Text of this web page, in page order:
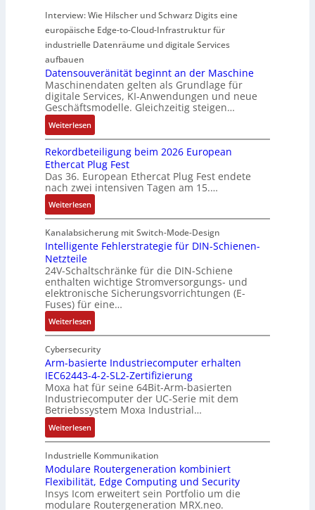
p
w
e
r
k
z
e
u
g
e
r
ü
b
e
r
w
a
c
h
t
t
h
e
r
m
i
s
c
h
e
G
e
h
ä
u
s
e
d
e
h
n
u
g
e
n
e
m
i
t
2
0
u
n
d
4
0
A
C
-
N
t
z
t
e
i
l
e
r
h
ä
l
t
S
c
h
u
t
z
l
a
c
k
b
e
s
c
h
i
c
h
t
u
n
Interview: Wie Hilscher und Schwarz Digits eine
europäische Edge-to-Cloud-Infrastruktur für
industrielle Datenräume und digitale Services
aufbauen
Datensouveränität beginnt an der Maschine
Maschinendaten gelten als Grundlage für
digitale Services, KI-Anwendungen und neue
Geschäftsmodelle. Gleichzeitig steigen…
Weiterlesen:
D
a
t
e
n
s
o
u
v
r
ä
n
i
t
ä
t
b
e
g
i
n
n
t
a
n
d
e
Rekordbeteiligung beim 2026 European
Ethercat Plug Fest
Das 36. European Ethercat Plug Fest endete
nach zwei intensiven Tagen am 15.…
Weiterlesen:
R
e
k
r
d
b
e
t
e
i
l
i
g
u
n
g
b
e
m
2
Kanalabsicherung mit Switch-Mode-Design
Intelligente Fehlerstrategie für DIN-Schienen-
Netzteile
24V-Schaltschränke für die DIN-Schiene
enthalten wichtige Stromversorgungs- und
elektronische Sicherungsvorrichtungen (E-
Fuses) für eine…
Weiterlesen:
I
n
t
e
l
l
i
g
e
n
e
F
e
Cybersecurity
Arm-basierte Industriecomputer erhalten
IEC62443-4-2-SL2-Zertifizierung
Moxa hat für seine 64Bit-Arm-basierten
Industriecomputer der UC-Serie mit dem
Betriebssystem Moxa Industrial…
Weiterlesen:
A
m
-
b
a
Industrielle Kommunikation
Modulare Routergeneration kombiniert
Flexibilität, Edge Computing und Security
Insys Icom erweitert sein Portfolio um die
modulare Routergeneration MRX.neo.